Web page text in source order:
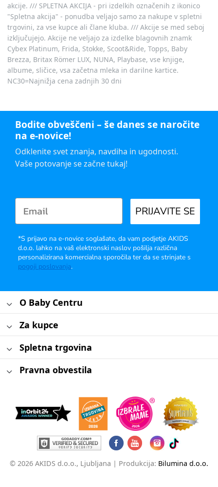
akcije. /// SPLETNA AKCIJA - pri izdelkih označenih z ikonico
"Spletna akcija" - ponudba veljajo samo za nakupe v spletni
trgovini, za vse kupce ali člane kluba. /// Akcije se med seboj
izključujejo. Akcije ne veljajo za izdelke blagovnih znamk
Cybex Platinum, Frida, Stokke, Scoot&Ride, Topps, Baby
Brezza, Britax Römer LUX, NUNA, Playbase, vse knjige,
albume, sličice, vsa začetna mleka in darilne kartice.
NC30=Najnižja cena zadnjih 30 dni
Bodite obveščeni – še danes se naročite
na e-novice!
Odklenite svet znanja, navdiha in ugodnosti.
Vaše potovanje se začne tukaj!
PRIJAVITE SE
*S prijavo na e-novice soglašate, da vam podjetje AKIDS
d.o.o. lahko na vaš elektronski naslov pošilja različna
personalizirana komercialna sporočila ter da se strinjate s
pogoji poslovanja.
O Baby Centru
Za kupce
Spletna trgovina
Pravna obvestila
© 2026 AKIDS d.o.o., Ljubljana | Produkcija: Bilumina d.o.o.